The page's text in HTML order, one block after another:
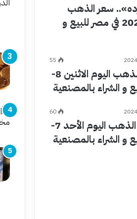
النهارده».. سعر الذهب
اليوم الثلاثاء 9-1-2024 في مصر للبيع و
55
“قفزة كبيرة”.. سعر الذهب اليوم الاثنين 8-
60
“تطور جديد”.. سعر الذهب اليوم الأحد 7-